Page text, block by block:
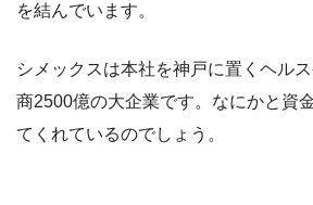
を結んでいます。
シメックスは本社を神戸に置くヘル
商2500億の大企業です。なにかと資
てくれているのでしょう。